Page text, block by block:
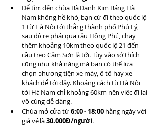
Để tìm đến chùa Bà Đanh Kim Bảng Hà
Nam không hề khó, bạn cứ đi theo quốc lộ
1 từ Hà Nội tới thẳng thành phố Phủ Lý,
sau đó rẽ phải qua cầu Hồng Phú, chạy
thêm khoảng 10km theo quốc lộ 21 đến
cầu treo Cấm Sơn là tới. Tùy vào sở thích
cũng như khả năng mà bạn có thể lựa
chọn phương tiện xe máy, ô tô hay xe
khách để tới đây. Khoảng cách từ Hà Nội
tới Hà Nam chỉ khoảng 60km nên việc đi lại
vô cùng dễ dàng.
Chùa mở cửa từ 6:00 - 18:00 hằng ngày với
giá vé là 30.000Đ/người.